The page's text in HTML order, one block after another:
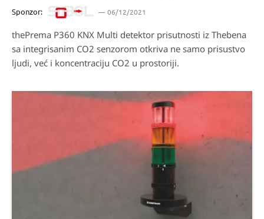
Sponzor: 06/12/2021
thePrema P360 KNX Multi detektor prisutnosti iz Thebena
sa integrisanim CO2 senzorom otkriva ne samo prisustvo
ljudi, već i koncentraciju CO2 u prostoriji.